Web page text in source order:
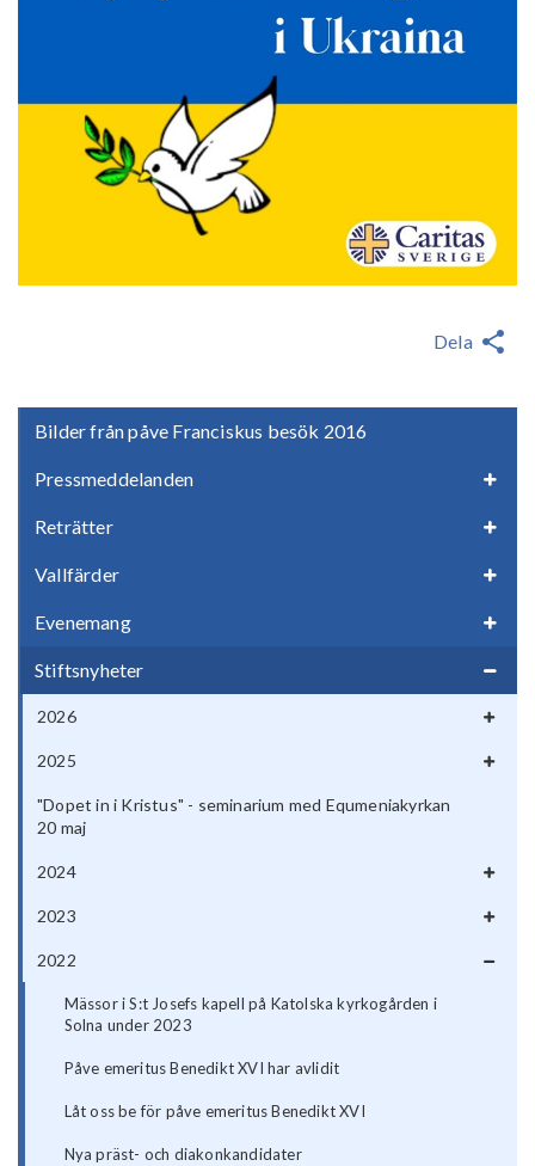
Bilder från påve Franciskus besök 2016
Pressmeddelanden
Reträtter
Vallfärder
Evenemang
Stiftsnyheter
2026
2025
"Dopet in i Kristus" - seminarium med Equmeniakyrkan
20 maj
2024
2023
2022
Mässor i S:t Josefs kapell på Katolska kyrkogården i
Solna under 2023
Påve emeritus Benedikt XVI har avlidit
Låt oss be för påve emeritus Benedikt XVI
Nya präst- och diakonkandidater
Dela